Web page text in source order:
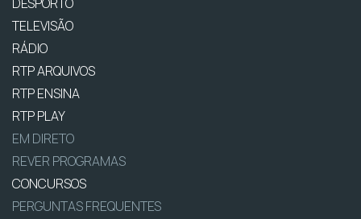
TELEVISÃO
RÁDIO
RTP ARQUIVOS
RTP ENSINA
RTP PLAY
EM DIRETO
REVER PROGRAMAS
CONCURSOS
PERGUNTAS FREQUENTES